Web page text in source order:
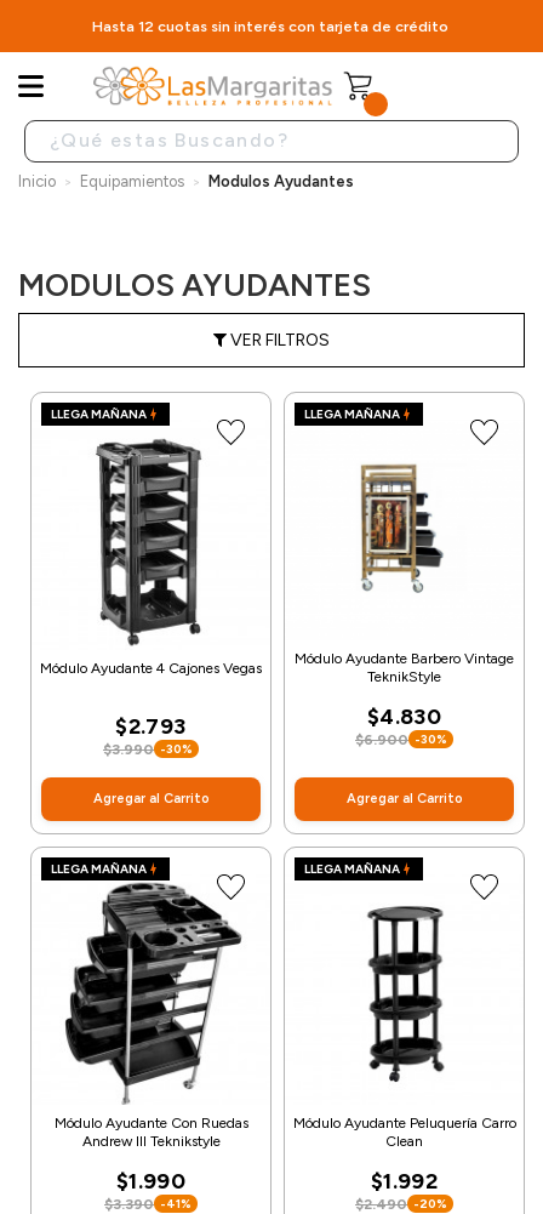
Hasta 12 cuotas sin interés con tarjeta de crédito
Inicio Equipamientos Modulos Ayudantes
MODULOS AYUDANTES
VER FILTROS
LLEGA MAÑANA
Módulo Ayudante 4 Cajones Vegas
$2.793
$3.990 -30%
Agregar al Carrito
LLEGA MAÑANA
Módulo Ayudante Barbero Vintage
TeknikStyle
$4.830
$6.900 -30%
Agregar al Carrito
LLEGA MAÑANA
Módulo Ayudante Con Ruedas
Andrew III Teknikstyle
$1.990
$3.390 -41%
LLEGA MAÑANA
Módulo Ayudante Peluquería Carro
Clean
$1.992
$2.490 -20%